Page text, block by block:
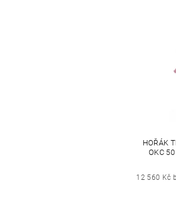
HOŘÁK
OKC
12 560 Kč